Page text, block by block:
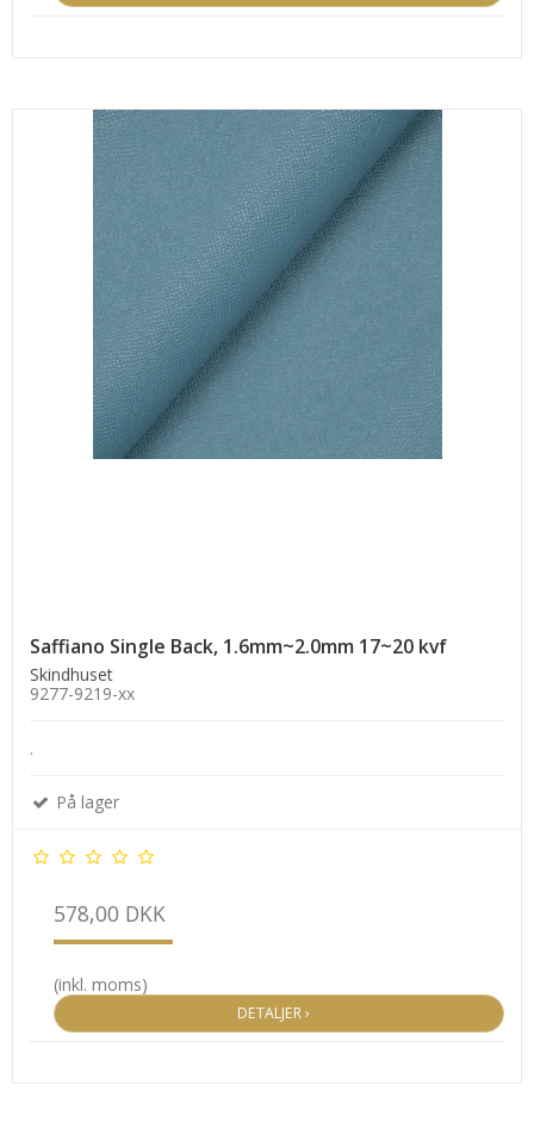
Saffiano Single Back, 1.6mm~2.0mm 17~20 kvf
Skindhuset
9277-9219-xx
.
På lager
578,00 DKK
(inkl. moms)
DETALJER ›